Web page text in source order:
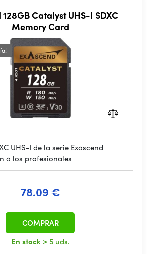
128GB Catalyst UHS-I SDXC
Memory Card
UHS-I de la serie Exascend
a los profesionales
78.09 €
En stock > 5 uds.
COMPRAR